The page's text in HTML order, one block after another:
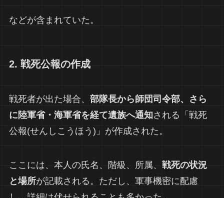
などが含まれていた。
2. 戦死公報の作成
戦死者が出た場合、 部隊長から師団司令部、さら
に陸軍省・海軍省を経て遺族へ通知される「戦死
公報(せんしこうほう)」が作成された。
ここには、本人の氏名、階級、所属、 戦死の状況
と場所が記載される。ただし、軍事機密に配慮